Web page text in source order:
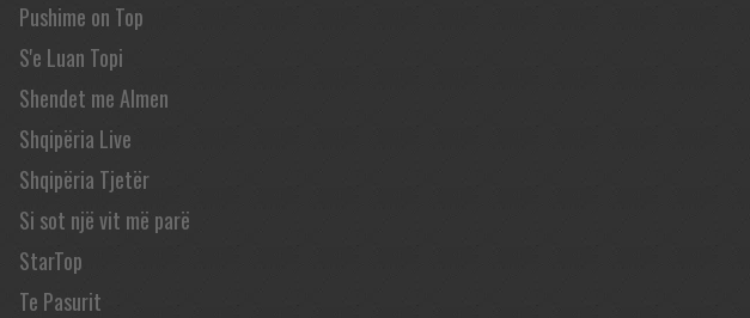
Pushime on Top
S'e Luan Topi
Shendet me Almen
Shqipëria Live
Shqipëria Tjetër
Si sot një vit më parë
StarTop
Te Pasurit